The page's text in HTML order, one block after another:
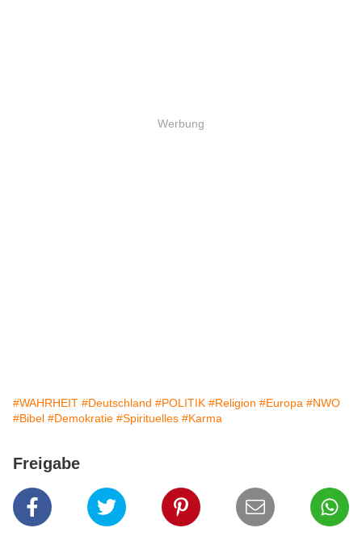
Werbung
#WAHRHEIT #Deutschland #POLITIK #Religion #Europa #NWO
#Bibel #Demokratie #Spirituelles #Karma
Freigabe